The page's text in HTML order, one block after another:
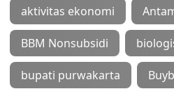
aktivitas ekonomi
BBM Nonsubsidi
bupati purwakarta